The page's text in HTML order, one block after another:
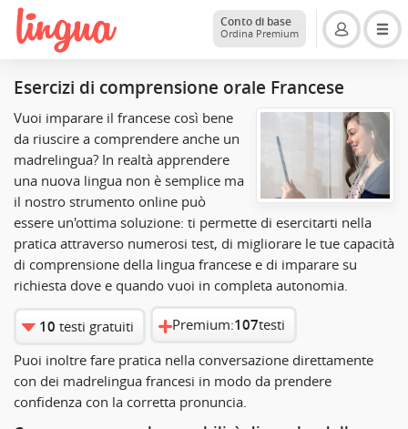
Conto di base
Ordina Premium
Esercizi di comprensione orale Francese
Vuoi imparare il francese così bene
da riuscire a comprendere anche un
madrelingua? In realtà apprendere
una nuova lingua non è semplice ma
il nostro strumento online può
essere un'ottima soluzione: ti permette di esercitarti nella
pratica attraverso numerosi test, di migliorare le tue capacità
di comprensione della lingua francese e di imparare su
richiesta dove e quando vuoi in completa autonomia.
10 testi gratuiti Premium:107testi
Puoi inoltre fare pratica nella conversazione direttamente
con dei madrelingua francesi in modo da prendere
confidenza con la corretta pronuncia.